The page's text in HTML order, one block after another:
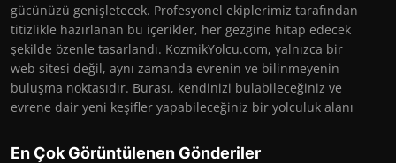
gücünüzü genişletecek. Profesyonel ekiplerimiz tarafından
titizlikle hazırlanan bu içerikler, her gezgine hitap edecek
şekilde özenle tasarlandı. KozmikYolcu.com, yalnızca bir
web sitesi değil, aynı zamanda evrenin ve bilinmeyenin
buluşma noktasıdır. Burası, kendinizi bulabileceğiniz ve
evrene dair yeni keşifler yapabileceğiniz bir yolculuk alanı
En Çok Görüntülenen Gönderiler